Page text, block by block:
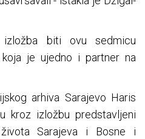
biti ovu sedmicu
je ujedno i partner na
arhiva Sarajevo Haris
kroz izložbu predstavljeni
Sarajeva i Bosne i